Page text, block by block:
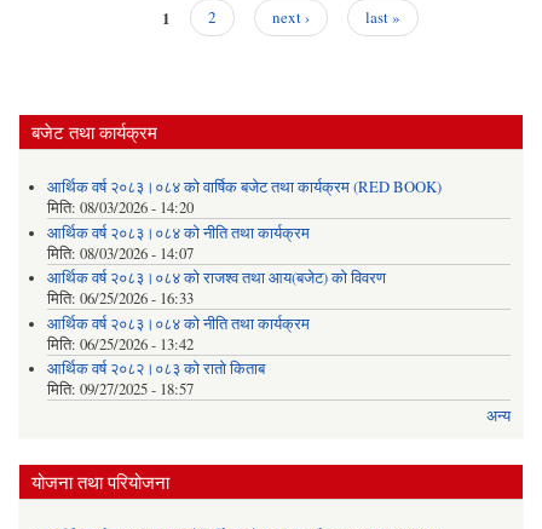
1 2 next › last »
बजेट तथा कार्यक्रम
आर्थिक वर्ष २०८३।०८४ को वार्षिक बजेट तथा कार्यक्रम (RED BOOK)
मिति: 08/03/2026 - 14:20
आर्थिक वर्ष २०८३।०८४ को नीति तथा कार्यक्रम
मिति: 08/03/2026 - 14:07
आर्थिक वर्ष २०८३।०८४ को राजश्व तथा आय(बजेट) को विवरण
मिति: 06/25/2026 - 16:33
आर्थिक वर्ष २०८३।०८४ को नीति तथा कार्यक्रम
मिति: 06/25/2026 - 13:42
आर्थिक वर्ष २०८२।०८३ को रातो किताब
मिति: 09/27/2025 - 18:57
अन्य
योजना तथा परियोजना